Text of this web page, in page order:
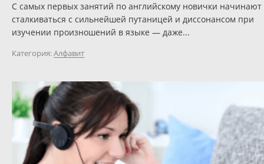
С самых первых занятий по английскому новички начинают
сталкиваться с сильнейшей путаницей и диссонансом при
изучении произношений в языке — даже...
Категория:Алфавит